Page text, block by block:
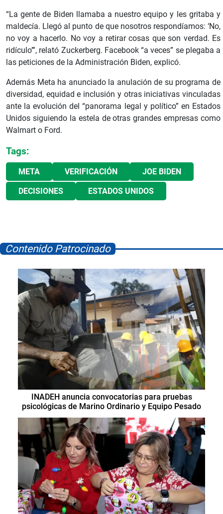
“La gente de Biden llamaba a nuestro equipo y les gritaba y
maldecía. Llegó al punto de que nosotros respondíamos: ‘No,
no voy a hacerlo. No voy a retirar cosas que son verdad. Es
ridículo’”, relató Zuckerberg. Facebook “a veces” se plegaba a
las peticiones de la Administración Biden, explicó.
Además Meta ha anunciado la anulación de su programa de
diversidad, equidad e inclusión y otras iniciativas vinculadas
ante la evolución del “panorama legal y político” en Estados
Unidos siguiendo la estela de otras grandes empresas como
Walmart o Ford.
Tags:
META VERIFICACIÓN JOE BIDEN
DECISIONES ESTADOS UNIDOS
Contenido Patrocinado
INADEH anuncia convocatorias para pruebas
psicológicas de Marino Ordinario y Equipo Pesado